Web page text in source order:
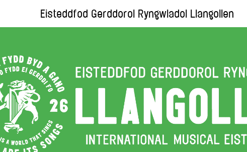
Eisteddfod Gerddorol Ryngwladol Llangollen